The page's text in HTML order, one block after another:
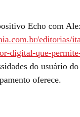
Echo com
editorias/
digital-que-
do usuário
oferece.